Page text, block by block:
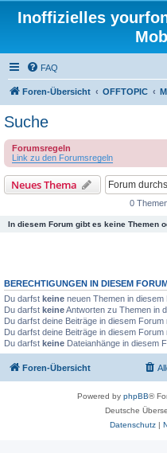
Inoffizielles
FAQ
Foren-Übersicht OFFTOPIC
Suche
Forumsregeln
Link zu den Forumsregeln
Neues Thema
0
In diesem Forum gibt es keine Themen
BERECHTIGUNGEN IN DIESEM
Du darfst keine neuen Themen in diesem
Du darfst keineAntworten zu Themen in
Du darfst deine Beiträge in diesem Forum
Du darfst deine Beiträge in diesem Forum
Du darfst keine Dateianhänge in diesem
Foren-Übersicht
Powered by phpBB®
Deutsche
Datenschutz|